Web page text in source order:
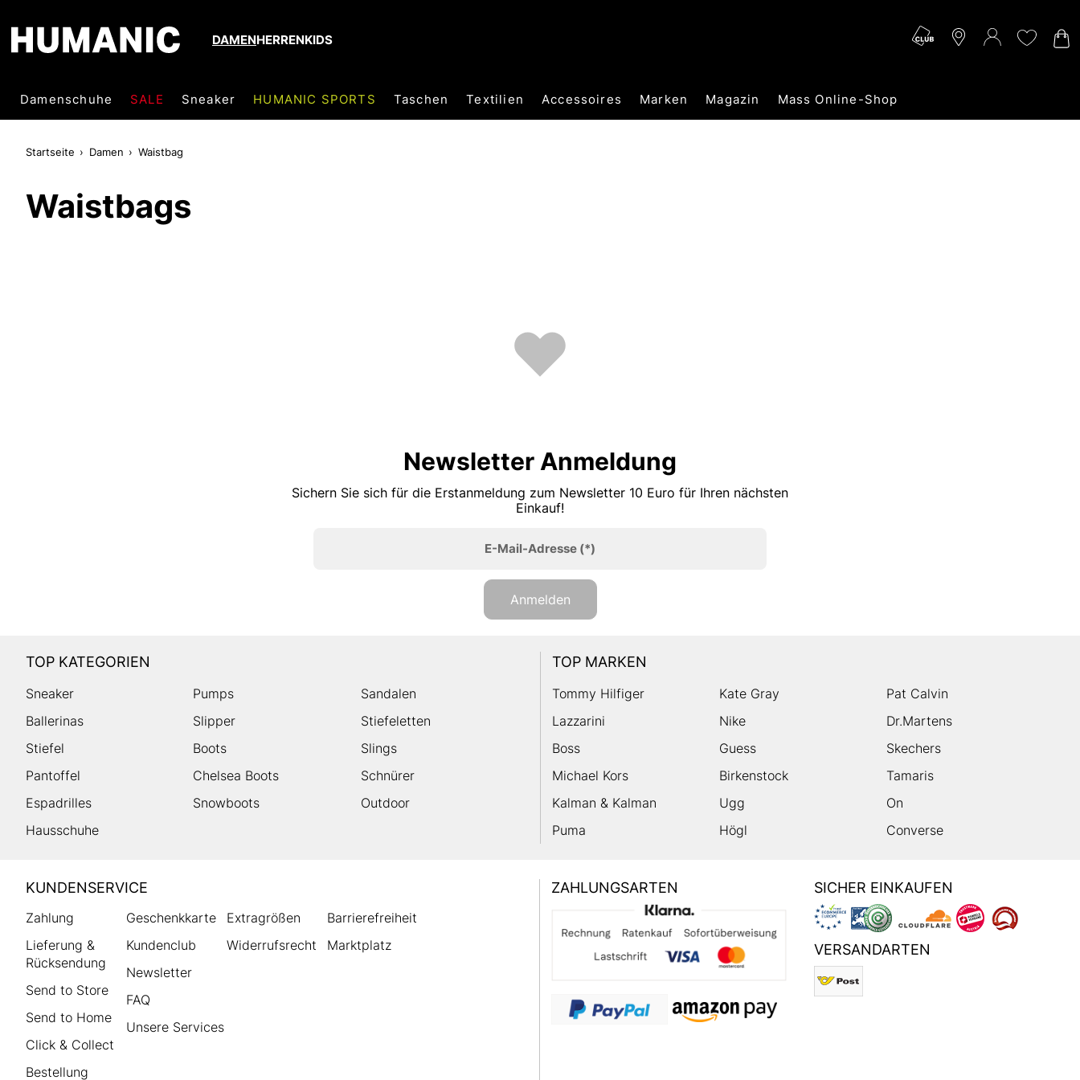
DAMENHERRENKIDS
Damenschuhe SALE Sneaker HUMANIC SPORTS Taschen Textilien Accessoires Marken Magazin Mass Online-Shop
Startseite Damen Waistbag
Waistbags
Newsletter Anmeldung
Sichern Sie sich für die Erstanmeldung zum Newsletter 10 Euro für Ihren nächsten
Einkauf!
E-Mail-Adresse(*)
Anmelden
TOP KATEGORIEN
Sneaker Pumps
Sandalen
Ballerinas
Slipper
Stiefeletten
Stiefel
Boots
Slings
Pantoffel
Chelsea Boots
Schnürer
Espadrilles
Snowboots
Outdoor
Hausschuhe
TOP MARKEN
Tommy Hilfiger Kate Gray
Pat Calvin
Lazzarini
Nike
Dr.Martens
Boss
Guess
Skechers
Michael Kors
Birkenstock
Tamaris
Kalman & Kalman
Ugg
On
Puma
Högl Converse
HUMANIC
Footer
KUNDENSERVICE
Zahlung
Lieferung &
Rücksendung
Send to Store
Send to Home
Click & Collect
Bestellung
Geschenkkarte
Kundenclub
Newsletter
FAQ
Unsere Services
Extragrößen
Widerrufsrecht
Barrierefreiheit
Marktplatz
ZAHLUNGSARTEN SICHER EINKAUFEN
VERSANDARTEN